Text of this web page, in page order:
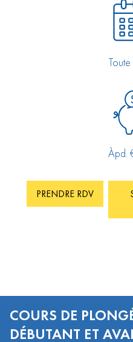
Àpd.
PRENDRE RDV
COURS DE
DÉBUTANT ET